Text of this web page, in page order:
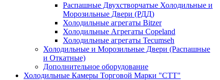
Распашные Двухстворчатые Холодильные и
Морозильные Двери (РДД)
Холодильные агрегаты Bitzer
Холодильные Агрегаты Copeland
Холодильные агрегаты Tecumseh
Холодильные и Морозильные Двери (Распашные
и Откатные)
Дополнительное оборудование
Холодильные Камеры Торговой Марки "СТТ"